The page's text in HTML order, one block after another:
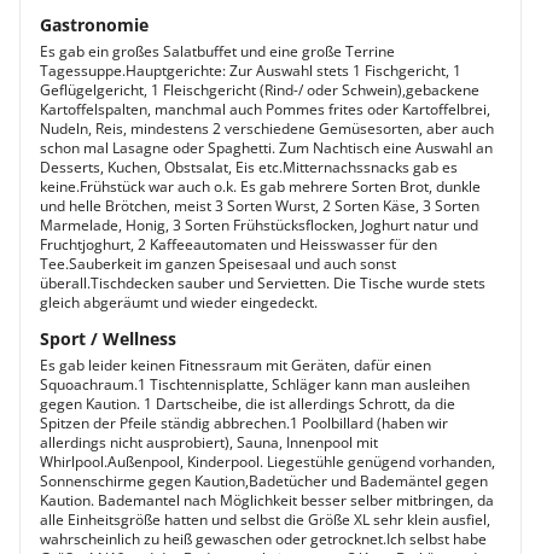
Gastronomie
Es gab ein großes Salatbuffet und eine große Terrine
Tagessuppe.Hauptgerichte: Zur Auswahl stets 1 Fischgericht, 1
Geflügelgericht, 1 Fleischgericht (Rind-/ oder Schwein),gebackene
Kartoffelspalten, manchmal auch Pommes frites oder Kartoffelbrei,
Nudeln, Reis, mindestens 2 verschiedene Gemüsesorten, aber auch
schon mal Lasagne oder Spaghetti. Zum Nachtisch eine Auswahl an
Desserts, Kuchen, Obstsalat, Eis etc.Mitternachssnacks gab es
keine.Frühstück war auch o.k. Es gab mehrere Sorten Brot, dunkle
und helle Brötchen, meist 3 Sorten Wurst, 2 Sorten Käse, 3 Sorten
Marmelade, Honig, 3 Sorten Frühstücksflocken, Joghurt natur und
Fruchtjoghurt, 2 Kaffeeautomaten und Heisswasser für den
Tee.Sauberkeit im ganzen Speisesaal und auch sonst
überall.Tischdecken sauber und Servietten. Die Tische wurde stets
gleich abgeräumt und wieder eingedeckt.
Sport / Wellness
Es gab leider keinen Fitnessraum mit Geräten, dafür einen
Squoachraum.1 Tischtennisplatte, Schläger kann man ausleihen
gegen Kaution. 1 Dartscheibe, die ist allerdings Schrott, da die
Spitzen der Pfeile ständig abbrechen.1 Poolbillard (haben wir
allerdings nicht ausprobiert), Sauna, Innenpool mit
Whirlpool.Außenpool, Kinderpool. Liegestühle genügend vorhanden,
Sonnenschirme gegen Kaution,Badetücher und Bademäntel gegen
Kaution. Bademantel nach Möglichkeit besser selber mitbringen, da
alle Einheitsgröße hatten und selbst die Größe XL sehr klein ausfiel,
wahrscheinlich zu heiß gewaschen oder getrocknet.Ich selbst habe